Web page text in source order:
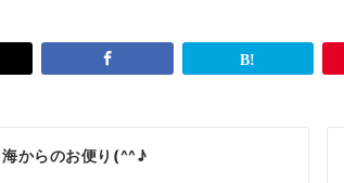
海からのお便り(^^♪